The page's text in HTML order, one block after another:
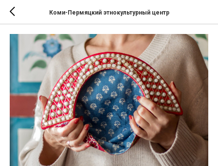
Коми-Пермяцкий этнокультурный центр